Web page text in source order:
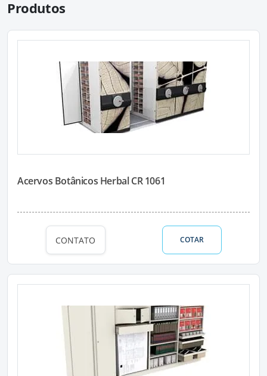
Produtos
Acervos Botânicos Herbal CR 1061
CONTATO COTAR